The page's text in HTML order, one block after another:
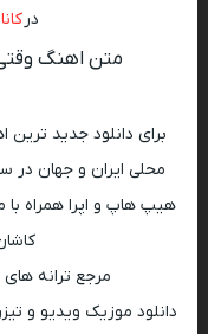
در
متن اهنگ
برای دانلود جدید
محلی ایران و جهان در
مرجع ترانه
دانلود موزیک ویدیو و